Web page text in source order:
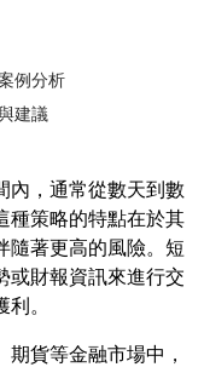
例分析
建議
內，通常從數天到數
種策略的特點在於其
隨著更高的風險。短
或財報資訊來進行交
貨等金融市場中，